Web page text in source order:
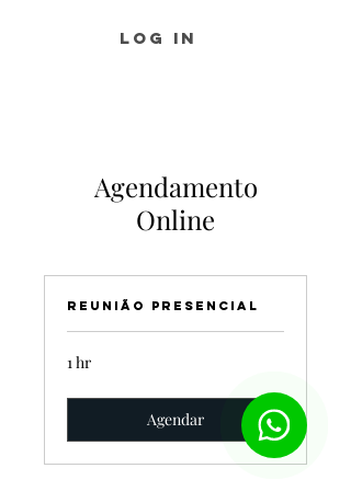
Log In
Agendamento
Online
Reunião Presencial
1 hr
Agendar